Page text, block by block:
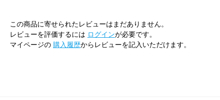
この商品に寄せられたレビューはまだありません。
レビューを評価するには ログインが必要です。
マイページの 購入履歴からレビューを記入いただけます。